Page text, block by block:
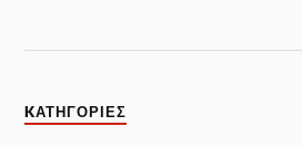
KΑΤΗΓΟΡΊΕΣ